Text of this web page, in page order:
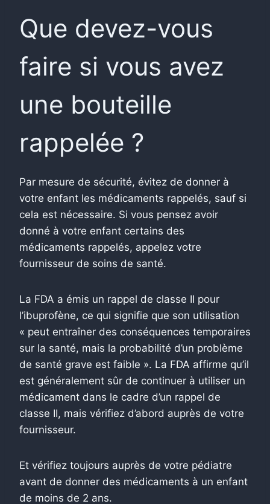
Que devez-vous
faire si vous avez
une bouteille
rappelée ?
Par mesure de sécurité, évitez de donner à
votre enfant les médicaments rappelés, sauf si
cela est nécessaire. Si vous pensez avoir
donné à votre enfant certains des
médicaments rappelés, appelez votre
fournisseur de soins de santé.
La FDA a émis un rappel de classe II pour
l’ibuprofène, ce qui signifie que son utilisation
« peut entraîner des conséquences temporaires
sur la santé, mais la probabilité d’un problème
de santé grave est faible ». La FDA affirme qu’il
est généralement sûr de continuer à utiliser un
médicament dans le cadre d’un rappel de
classe II, mais vérifiez d’abord auprès de votre
fournisseur.
Et vérifiez toujours auprès de votre pédiatre
avant de donner des médicaments à un enfant
de moins de 2 ans.